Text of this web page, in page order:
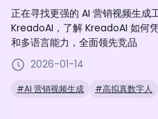
正在寻找更强的 AI 营销视频生
KreadoAI，了解 KreadoAI 如何
和多语言能力，全面领先竞品
2026-01-14
#AI 营销视频生成 #高拟真数字人